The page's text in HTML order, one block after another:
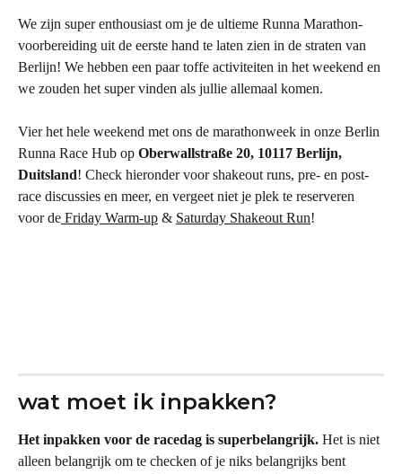
We zijn super enthousiast om je de ultieme Runna Marathon-
voorbereiding uit de eerste hand te laten zien in de straten van
Berlijn! We hebben een paar toffe activiteiten in het weekend en
we zouden het super vinden als jullie allemaal komen.
Vier het hele weekend met ons de marathonweek in onze Berlin
Runna Race Hub op Oberwallstraße 20, 10117 Berlijn,
Duitsland! Check hieronder voor shakeout runs, pre- en post-
race discussies en meer, en vergeet niet je plek te reserveren
voor de Friday Warm-up & Saturday Shakeout Run!
wat moet ik inpakken?
Het inpakken voor de racedag is superbelangrijk. Het is niet
alleen belangrijk om te checken of je niks belangrijks bent